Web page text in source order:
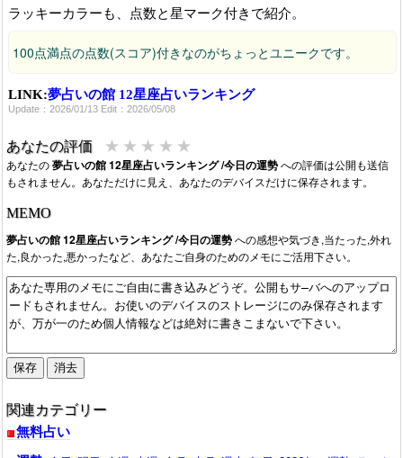
ラッキーカラーも、点数と星マーク付きで紹介。
100点満点の点数(スコア)付きなのがちょっとユニークです。
LINK:夢占いの館 12星座占いランキング
Update：2026/01/13 Edit：2026/05/08
あなたの評価 ★ ★ ★ ★ ★
あなたの夢占いの館 12星座占いランキング /今日の運勢への評価は公開も送信
もされません。あなただけに見え、あなたのデバイスだけに保存されます。
MEMO
夢占いの館 12星座占いランキング /今日の運勢への感想や気づき,当たった,外れ
た,良かった,悪かったなど、あなたご自身のためのメモにご活用下さい。
関連カテゴリー
無料占い